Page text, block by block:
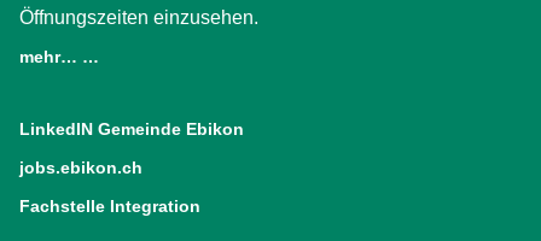
Öffnungszeiten einzusehen.
mehr… …
LinkedIN Gemeinde Ebikon
jobs.ebikon.ch
Fachstelle Integration